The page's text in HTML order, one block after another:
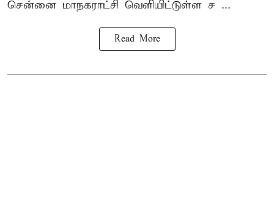
சென்னை மாநகராட்சி வெளியிட்டுள்ள ச ...
Read More